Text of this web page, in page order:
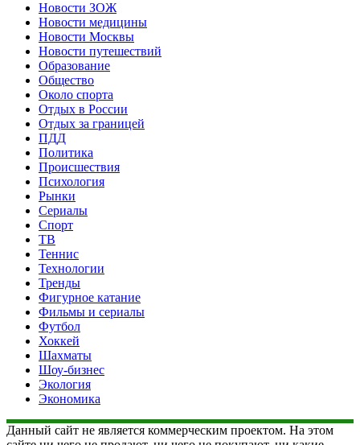
Новости ЗОЖ
Новости медицины
Новости Москвы
Новости путешествий
Образование
Общество
Около спорта
Отдых в России
Отдых за границей
ПДД
Политика
Происшествия
Психология
Рынки
Сериалы
Спорт
ТВ
Теннис
Технологии
Тренды
Фигурное катание
Фильмы и сериалы
Футбол
Хоккей
Шахматы
Шоу-бизнес
Экология
Экономика
Данный сайт не является коммерческим проектом. На этом